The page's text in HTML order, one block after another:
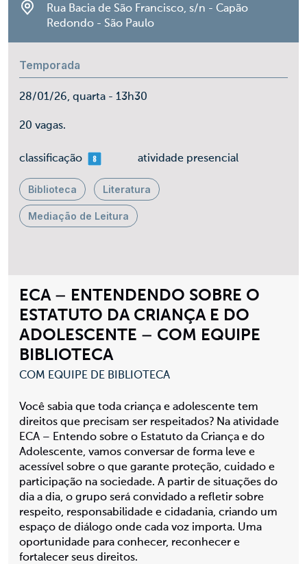
ECA – ENTENDENDO SOBRE O
ESTATUTO DA CRIANÇA E DO
ADOLESCENTE – COM EQUIPE
BIBLIOTECA
COM EQUIPE DE BIBLIOTECA
Você sabia que toda criança e adolescente tem
direitos que precisam ser respeitados? Na atividade
ECA – Entendo sobre o Estatuto da Criança e do
Adolescente, vamos conversar de forma leve e
acessível sobre o que garante proteção, cuidado e
participação na sociedade. A partir de situações do
dia a dia, o grupo será convidado a refletir sobre
respeito, responsabilidade e cidadania, criando um
espaço de diálogo onde cada voz importa. Uma
oportunidade para conhecer, reconhecer e
fortalecer seus direitos.
Rua Bacia de São Francisco, s/n - Capão
Redondo - São Paulo
Temporada
28/01/26, quarta - 13h30
20 vagas.
classificaçãomais 08 atividade presencial
Biblioteca Literatura
Mediação de Leitura